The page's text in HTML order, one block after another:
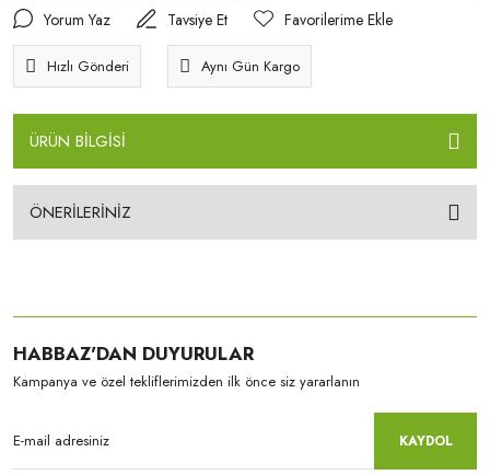
Yorum Yaz Tavsiye Et
Hızlı Gönderi Aynı Gün Kargo
ÜRÜN BİLGİSİ
ÖNERİLERİNİZ
HABBAZ'DAN DUYURULAR
Kampanya ve özel tekliflerimizden ilk önce siz yararlanın
KAYDOL